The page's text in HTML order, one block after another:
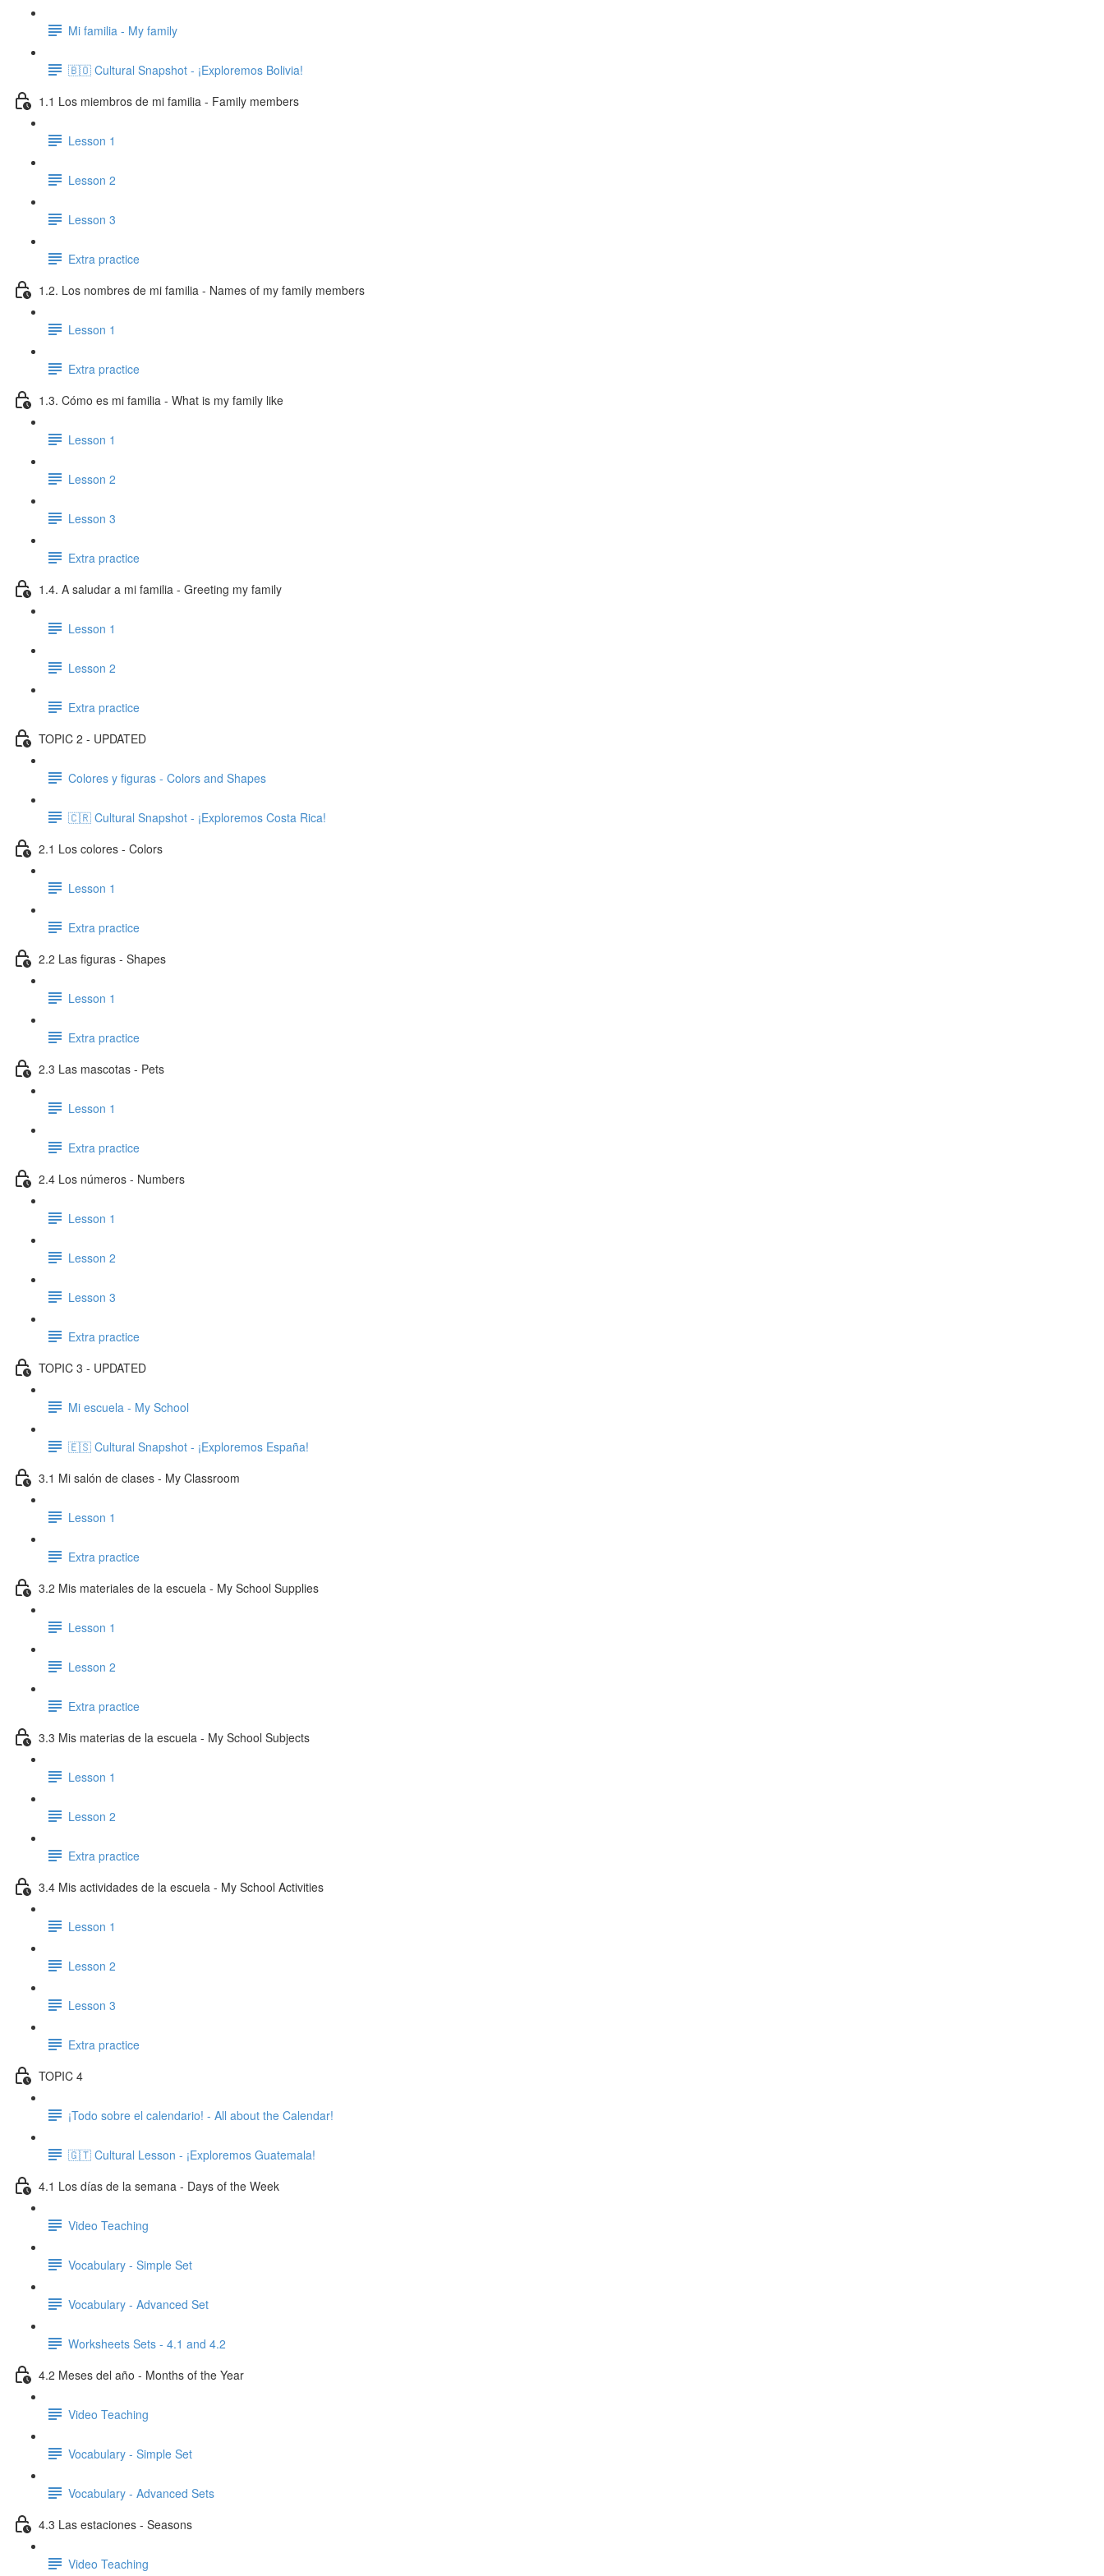
Mi familia - My family
🇧🇴 Cultural Snapshot - ¡Exploremos Bolivia!
1.1 Los miembros de mi familia - Family members
Lesson 1
Lesson 2
Lesson 3
Extra practice
1.2. Los nombres de mi familia - Names of my family members
Lesson 1
Extra practice
1.3. Cómo es mi familia - What is my family like
Lesson 1
Lesson 2
Lesson 3
Extra practice
1.4. A saludar a mi familia - Greeting my family
Lesson 1
Lesson 2
Extra practice
TOPIC 2 - UPDATED
Colores y figuras - Colors and Shapes
🇨🇷 Cultural Snapshot - ¡Exploremos Costa Rica!
2.1 Los colores - Colors
Lesson 1
Extra practice
2.2 Las figuras - Shapes
Lesson 1
Extra practice
2.3 Las mascotas - Pets
Lesson 1
Extra practice
2.4 Los números - Numbers
Lesson 1
Lesson 2
Lesson 3
Extra practice
TOPIC 3 - UPDATED
Mi escuela - My School
🇪🇸 Cultural Snapshot - ¡Exploremos España!
3.1 Mi salón de clases - My Classroom
Lesson 1
Extra practice
3.2 Mis materiales de la escuela - My School Supplies
Lesson 1
Lesson 2
Extra practice
3.3 Mis materias de la escuela - My School Subjects
Lesson 1
Lesson 2
Extra practice
3.4 Mis actividades de la escuela - My School Activities
Lesson 1
Lesson 2
Lesson 3
Extra practice
TOPIC 4
¡Todo sobre el calendario! - All about the Calendar!
🇬🇹 Cultural Lesson - ¡Exploremos Guatemala!
4.1 Los días de la semana - Days of the Week
Video Teaching
Vocabulary - Simple Set
Vocabulary - Advanced Set
Worksheets Sets - 4.1 and 4.2
4.2 Meses del año - Months of the Year
Video Teaching
Vocabulary - Simple Set
Vocabulary - Advanced Sets
4.3 Las estaciones - Seasons
Video Teaching